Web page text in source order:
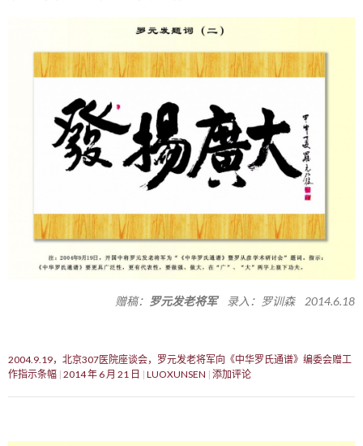
赠稿： 罗元发老将军录入：罗训森 2014.6.18
2004.9.19，北京307医院座谈会，罗元发老将军向《中华罗氏通谱》编委会赠工
作指示条幅 2014 年 6 月 21 日 LUOXUNSEN 添加评论